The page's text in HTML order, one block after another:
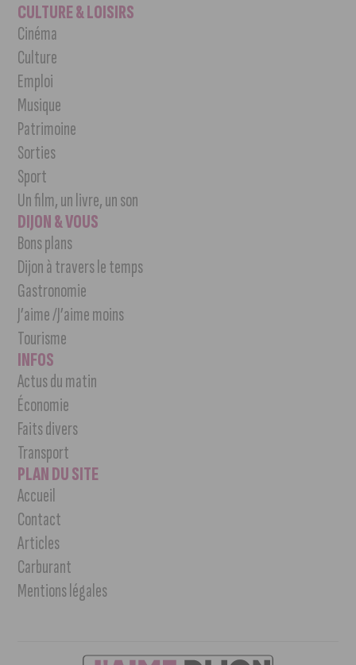
CULTURE & LOISIRS
Cinéma
Culture
Emploi
Musique
Patrimoine
Sorties
Sport
Un film, un livre, un son
DIJON & VOUS
Bons plans
Dijon à travers le temps
Gastronomie
J’aime /J’aime moins
Tourisme
INFOS
Actus du matin
Économie
Faits divers
Transport
PLAN DU SITE
Accueil
Contact
Articles
Carburant
Mentions légales